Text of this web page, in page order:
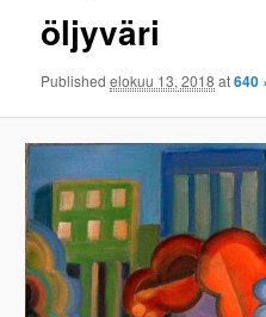
öljyväri
Publishedelokuu 13, 2018 at640